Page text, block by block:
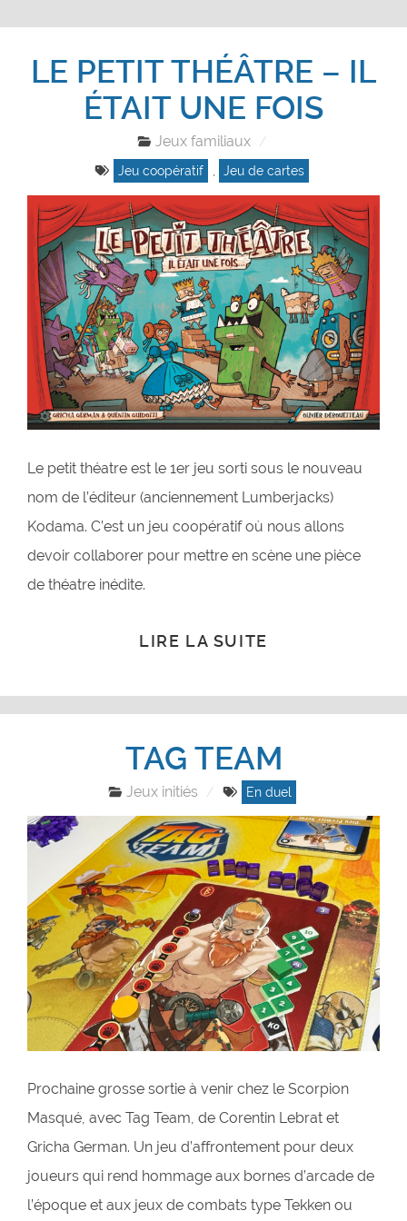
LE PETIT THÉÂTRE – IL
ÉTAIT UNE FOIS
Jeux familiaux
Jeu coopératif , Jeu de cartes
Le petit théatre est le 1er jeu sorti sous le nouveau
nom de l’éditeur (anciennement Lumberjacks)
Kodama. C’est un jeu coopératif où nous allons
devoir collaborer pour mettre en scène une pièce
de théatre inédite.
LIRE LA SUITE
TAG TEAM
Jeux initiés En duel
Prochaine grosse sortie à venir chez le Scorpion
Masqué, avec Tag Team, de Corentin Lebrat et
Gricha German. Un jeu d’affrontement pour deux
joueurs qui rend hommage aux bornes d’arcade de
l’époque et aux jeux de combats type Tekken ou